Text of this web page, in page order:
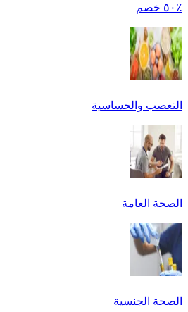
٪٥٠ خصم
التعصب والحساسية
الصحة العامة
الصحة الجنسية